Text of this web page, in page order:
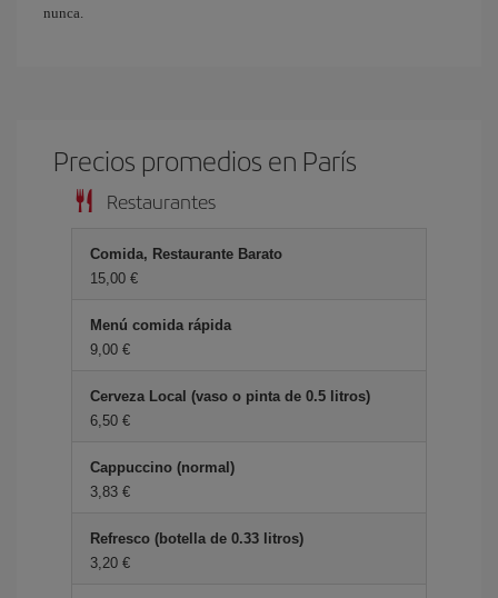
nunca.
Precios promedios en París
Restaurantes
Comida, Restaurante Barato
15,00 €
Menú comida rápida
9,00 €
Cerveza Local (vaso o pinta de 0.5 litros)
6,50 €
Cappuccino (normal)
3,83 €
Refresco (botella de 0.33 litros)
3,20 €